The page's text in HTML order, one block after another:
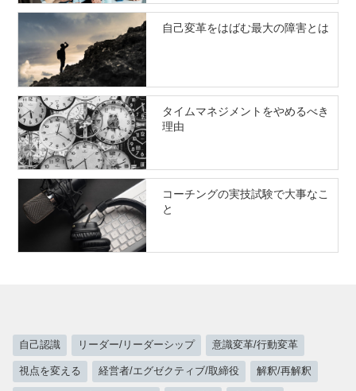
自己変革をはばむ最大の障害とは
タイムマネジメントをやめるべき
理由
コーチングの実技試験で大事なこ
と
自己認識 リーダー/リーダーシップ 意識変革/行動変革
視点を変える 経営者/エグゼクティブ/取締役 解釈/再解釈